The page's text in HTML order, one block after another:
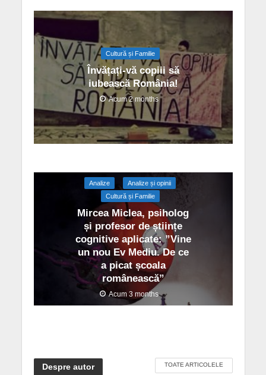
Cultură și Familie
Învățați-vă copiii să
iubească România!
Acum 2 months
Analize
Analize și opinii
Cultură și Familie
Mircea Miclea, psiholog
și profesor de științe
cognitive aplicate: ”Vine
un nou Ev Mediu. De ce
a picat școala
românească”
Acum 3 months
Despre autor TOATE ARTICOLELE